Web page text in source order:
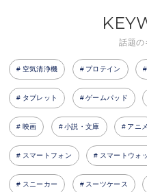
話題の
空気清浄機 プロテイン
タブレット ゲームパッド
映画 小説・文庫 アニメ
スマートフォン スマートウォ
スニーカー スーツケース